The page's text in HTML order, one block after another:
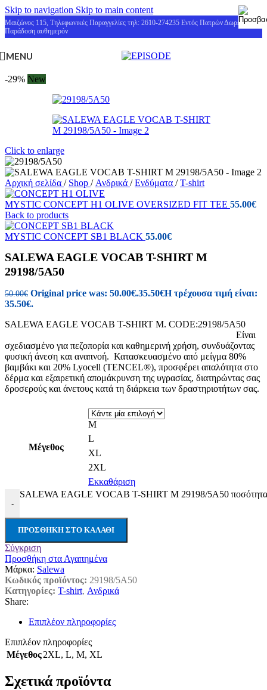
Skip to navigation Skip to main content
Μαιζώνος 115, Τηλεφωνικές Παραγγελίες τηλ: 2610-274235 Εντός Πατρών Δωρεάν
Παράδοση αυθημερόν
MENU
-29% New
Click to enlarge
Αρχική σελίδα / Shop / Ανδρικά / Ενδύματα / T-shirt
MYSTIC CONCEPT H1 OLIVE OVERSIZED FIT TEE 55.00€
Back to products
MYSTIC CONCEPT SB1 BLACK 55.00€
SALEWA EAGLE VOCAB T-SHIRT M
29198/5A50
50.00€ Original price was: 50.00€.35.50€Η τρέχουσα τιμή είναι:
35.50€.
SALEWA EAGLE VOCAB T-SHIRT M. CODE:29198/5A50
Eίναι
σχεδιασμένο για πεζοπορία και καθημερινή χρήση, συνδυάζοντας
φυσική άνεση και αναπνοή. Κατασκευασμένο από μείγμα 80%
βαμβάκι και 20% Lyocell (TENCEL®), προσφέρει απαλότητα στο
δέρμα και εξαιρετική απομάκρυνση της υγρασίας, διατηρώντας σας
δροσερούς και άνετους κατά τη διάρκεια των δραστηριοτήτων σας.
Μέγεθος
M
L
XL
2XL
Εκκαθάριση
-
SALEWA EAGLE VOCAB T-SHIRT M 29198/5A50 ποσότητα
ΠΡΟΣΘΉΚΗ ΣΤΟ ΚΑΛΆΘΙ
Σύγκριση
Προσθήκη στα Αγαπημένα
Μάρκα: Salewa
Κωδικός προϊόντος: 29198/5A50
Κατηγορίες: T-shirt, Ανδρικά
Share:
Επιπλέον πληροφορίες
Επιπλέον πληροφορίες
Μέγεθος2XL, L, M, XL
Σχετικά προϊόντα